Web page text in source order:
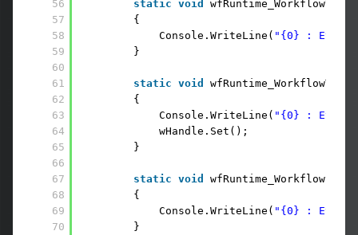
56
57
58
59
60
61
62
63
64
65
66
67
68
69
70
static void
{
Console.WriteLine( "{0} :
}
static void
{
Console.WriteLine( "{0} : Event
wHandle.Set();
}
static void
{
Console.WriteLine( "{0} :
}